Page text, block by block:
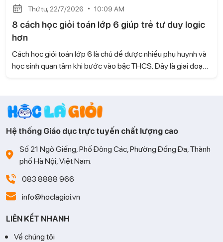
Thứ tư, 22/7/2026 10:09 AM
8 cách học giỏi toán lớp 6 giúp trẻ tư duy logic
hơn
Cách học giỏi toán lớp 6 là chủ đề được nhiều phụ huynh và
học sinh quan tâm khi bước vào bậc THCS. Đây là giai đoạn
là Giỏi tìm hiểu những phương pháp học hiệu quả giúp con
tiếp thu nhanh và học Toán tự tin hơn.
Hệ thống Giáo dục trực tuyến chất lượng cao
Số 21 Ngõ Giếng, Phố Đông Các, Phường Đống Đa, Thành
phố Hà Nội, Việt Nam.
083 8888 966
info@hoclagioi.vn
LIÊN KẾT NHANH
Về chúng tôi